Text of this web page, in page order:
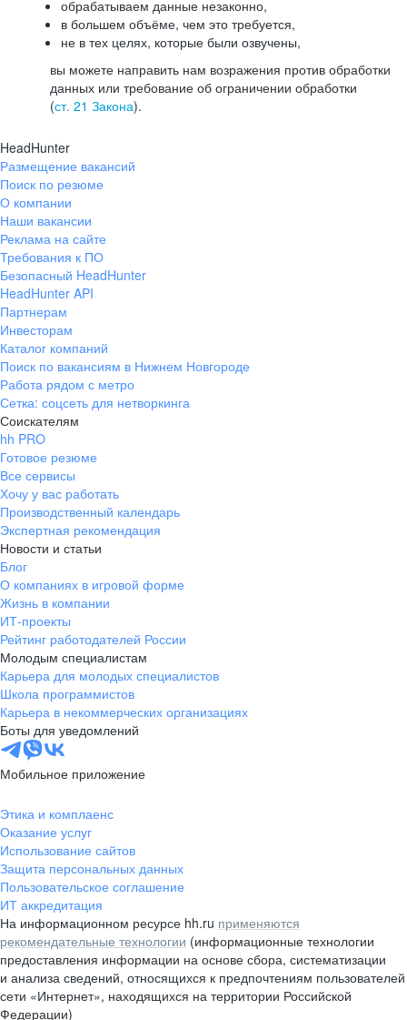
обрабатываем данные незаконно,
в большем объёме, чем это требуется,
не в тех целях, которые были озвучены,
вы можете направить нам возражения против обработки
данных или требование об ограничении обработки
(ст. 21 Закона).
HeadHunter
Размещение вакансий
Поиск по резюме
О компании
Наши вакансии
Реклама на сайте
Требования к ПО
Безопасный HeadHunter
HeadHunter API
Партнерам
Инвесторам
Каталог компаний
Поиск по вакансиям в Нижнем Новгороде
Работа рядом с метро
Сетка: соцсеть для нетворкинга
Соискателям
hh PRO
Готовое резюме
Все сервисы
Хочу у вас работать
Производственный календарь
Экспертная рекомендация
Новости и статьи
Блог
О компаниях в игровой форме
Жизнь в компании
ИТ-проекты
Рейтинг работодателей России
Молодым специалистам
Карьера для молодых специалистов
Школа программистов
Карьера в некоммерческих организациях
Боты для уведомлений
Мобильное приложение
Этика и комплаенс
Оказание услуг
Использование сайтов
Защита персональных данных
Пользовательское соглашение
ИТ аккредитация
На информационном ресурсе hh.ru применяются
рекомендательные технологии (информационные технологии
предоставления информации на основе сбора, систематизации
и анализа сведений, относящихся к предпочтениям пользователей
сети «Интернет», находящихся на территории Российской
Федерации)